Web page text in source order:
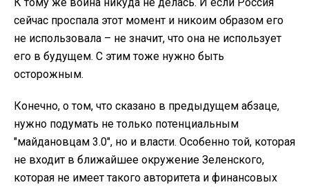
К тому же война никуда не делась. И если Россия
сейчас проспала этот момент и никоим образом его
не использовала – не значит, что она не использует
его в будущем. С этим тоже нужно быть
осторожным.
Конечно, о том, что сказано в предыдущем абзаце,
нужно подумать не только потенциальным
"майдановцам 3.0", но и власти. Особенно той, которая
не входит в ближайшее окружение Зеленского,
которая не имеет такого авторитета и финансовых